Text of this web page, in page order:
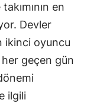
en
Devler
ikinci oyuncu
geçen gün
ilgili